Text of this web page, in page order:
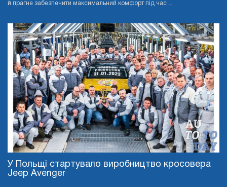
й прагне забезпечити максимальний комфорт під час ...
У Польщі стартувало виробництво кросовера
Jeep Avenger